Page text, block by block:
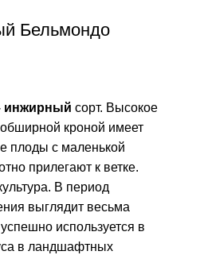
Бельмондо
инжирный сорт. Высокое
кроной имеет
плоды с маленькой
прилегают к ветке.
В период
выглядит весьма
используется в
в ландшафтных